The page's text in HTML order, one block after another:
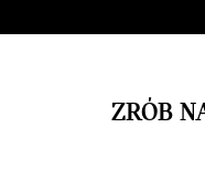
ZRÓB